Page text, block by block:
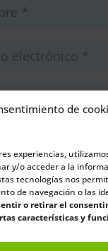
de
experiencias,
y/o acceder a la
tecnologías nos
de navegación o las
o retirar el
características y
y web en este
vez que
Enviar